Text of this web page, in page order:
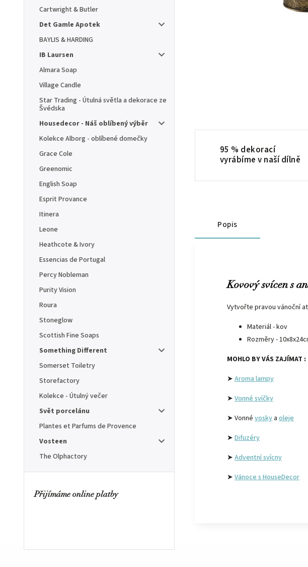
Cartwright & Butler
Det Gamle Apotek
BAYLIS & HARDING
IB Laursen
Almara Soap
Village Candle
Star Trading - Útulná světla a dekorace ze
Švédska
Housedecor - Náš oblíbený výběr
Kolekce Alborg - oblíbené domečky
Grace Cole
Greenomic
English Soap
Esprit Provance
Itinera
Leone
Heathcote & Ivory
Essencias de Portugal
Percy Nobleman
Purity Vision
Roura
Stoneglow
Scottish Fine Soaps
Something Different
Somerset Toiletry
Storefactory
Kolekce - Útulný večer
Svět porcelánu
Plantes et Parfums de Provence
Vosteen
The Olphactory
Přijímáme online platby
95 % dekorací
vyrábíme v naší dílně
Popis
Kovový svícen s
Vytvořte pravou vánoční
Materiál - kov
Rozměry -
MOHLO BY VÁS ZAJÍMAT :
➤ Aroma lampy
➤ Vonné svíčky
➤ Vonné vosky a oleje
➤ Difuzéry
➤ Adventní svícny
➤ Vánoce s HouseDecor